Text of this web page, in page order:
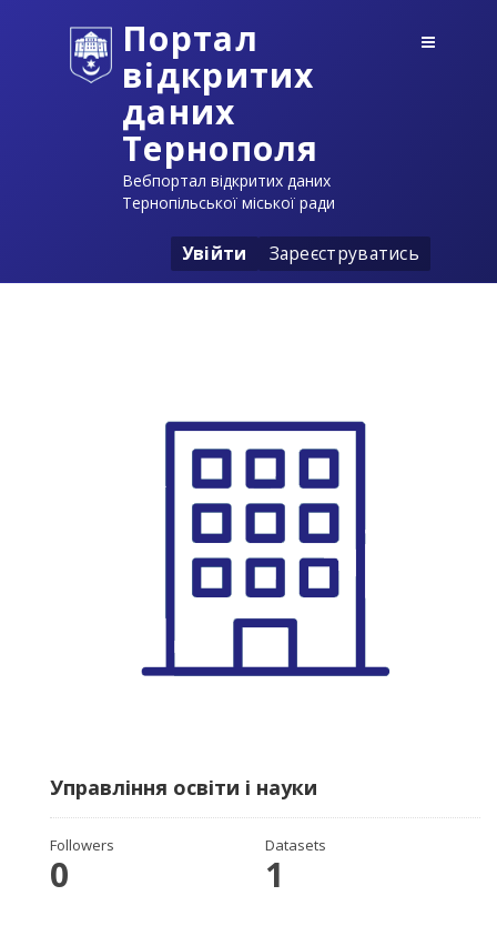
Портал
відкритих
даних
Тернополя
Вебпортал відкритих даних
Тернопільської міської ради
Увійти Зареєструватись
Управління освіти і науки
Followers
0
Datasets
1